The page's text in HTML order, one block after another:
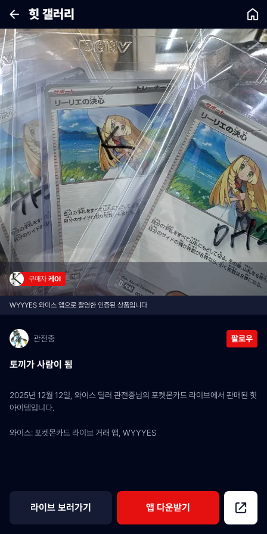
힛 갤러리
구매자 케0I
WYYYES 와이스 앱으로 촬영한 인증된 상품입니다
관전중 팔로우
토끼가 사람이 됨
2025년 12월 12일, 와이스 딜러 관전중님의 포켓몬카드 라이브에서 판매된 힛
아이템입니다.
와이스: 포켓몬카드 라이브 거래 앱, WYYYES
라이브 보러가기 앱 다운받기